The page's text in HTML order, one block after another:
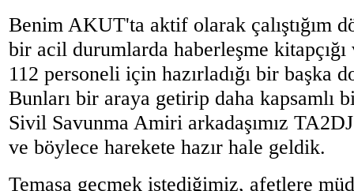
Benim AKUT'ta aktif olarak çalıştığım
bir acil durumlarda haberleşme
112 personeli için hazırladığı bir başka
Bunları bir araya getirip daha kapsamlı
Sivil Savunma Amiri arkadaşımız
ve böylece harekete hazır hale geldik.
Temasa geçmek istediğimiz, afetlere